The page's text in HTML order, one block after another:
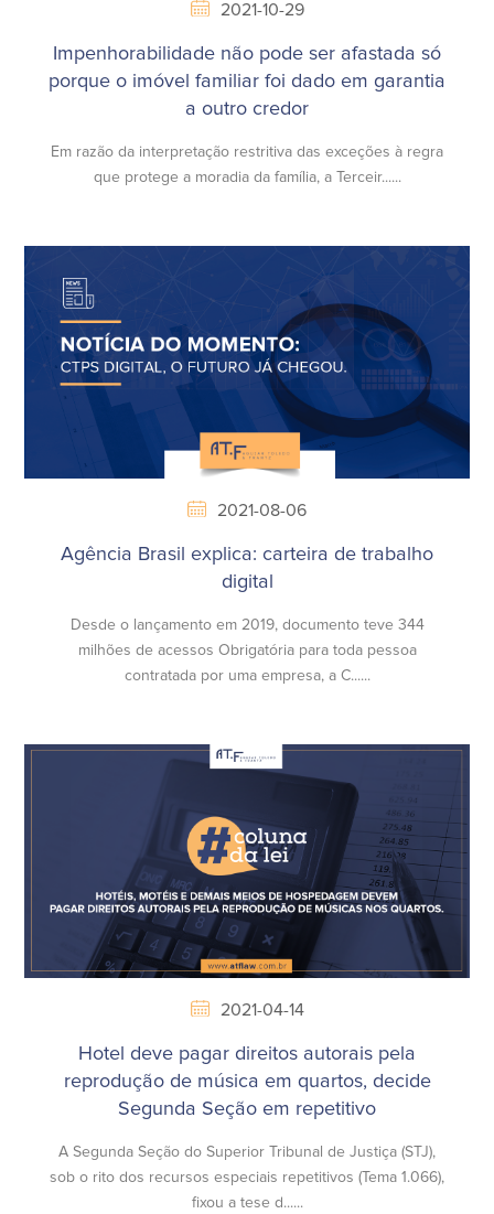
2021-10-29
Impenhorabilidade não pode ser afastada só
porque o imóvel familiar foi dado em garantia
a outro credor
Em razão da interpretação restritiva das exceções à regra
que protege a moradia da família, a Terceir......
2021-08-06
Agência Brasil explica: carteira de trabalho
digital
Desde o lançamento em 2019, documento teve 344
milhões de acessos Obrigatória para toda pessoa
contratada por uma empresa, a C......
2021-04-14
Hotel deve pagar direitos autorais pela
reprodução de música em quartos, decide
Segunda Seção em repetitivo
A Segunda Seção do Superior Tribunal de Justiça (STJ),
sob o rito dos recursos especiais repetitivos (Tema 1.066),
fixou a tese d......